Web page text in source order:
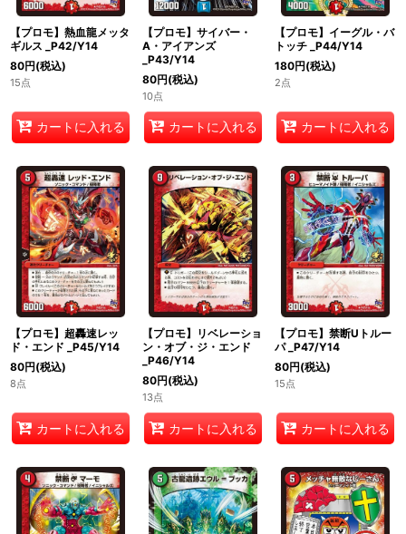
【プロモ】熱血龍メッタ
ギルス _P42/Y14
80円(税込)
15点
カートに入れる
【プロモ】サイバー・
A・アイアンズ
_P43/Y14
80円(税込)
10点
カートに入れる
【プロモ】イーグル・バ
トッチ _P44/Y14
180円(税込)
2点
カートに入れる
【プロモ】超轟速レッ
ド・エンド _P45/Y14
80円(税込)
8点
カートに入れる
【プロモ】リベレーショ
ン・オブ・ジ・エンド
_P46/Y14
80円(税込)
13点
カートに入れる
【プロモ】禁断Uトルー
パ _P47/Y14
80円(税込)
15点
カートに入れる